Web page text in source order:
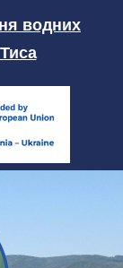
водних